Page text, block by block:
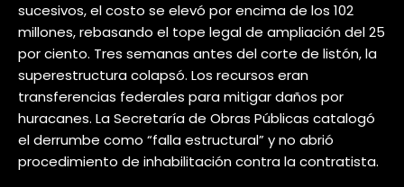
sucesivos, el costo se elevó por encima de los 102
millones, rebasando el tope legal de ampliación del 25
por ciento. Tres semanas antes del corte de listón, la
superestructura colapsó. Los recursos eran
transferencias federales para mitigar daños por
huracanes. La Secretaría de Obras Públicas catalogó
el derrumbe como “falla estructural” y no abrió
procedimiento de inhabilitación contra la contratista.